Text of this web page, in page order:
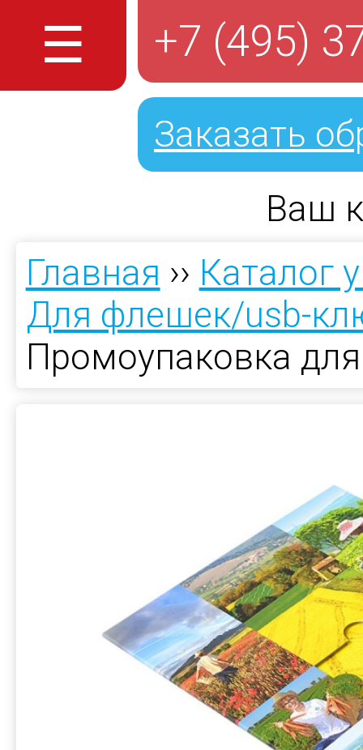
☰ +7 (495)
Заказать
Ваш
Главная ›› Каталог
Для флешек/usb-
Промоупаковка